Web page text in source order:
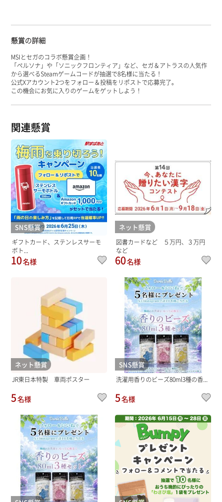
懸賞の詳細
MSIとセガのコラボ懸賞企画！
「ペルソナ」や「ソニックフロンティア」など、セガ＆アトラスの人気作
から選べるSteamゲームコードが抽選で8名様に当たる！
公式Xアカウント2つをフォロー＆投稿をリポストで応募完了。
この機会にお気に入りのゲームをゲットしよう！
関連懸賞
SNS懸賞
ギフトカード、ステンレスサーモ
ボト...
10名様
ネット懸賞
図書カードなど ５万円、３万円
など
60名様
ネット懸賞
JR東日本特製 車両ポスター
5名様
SNS懸賞
洗濯用香りのビーズ80ml3種の香...
5名様